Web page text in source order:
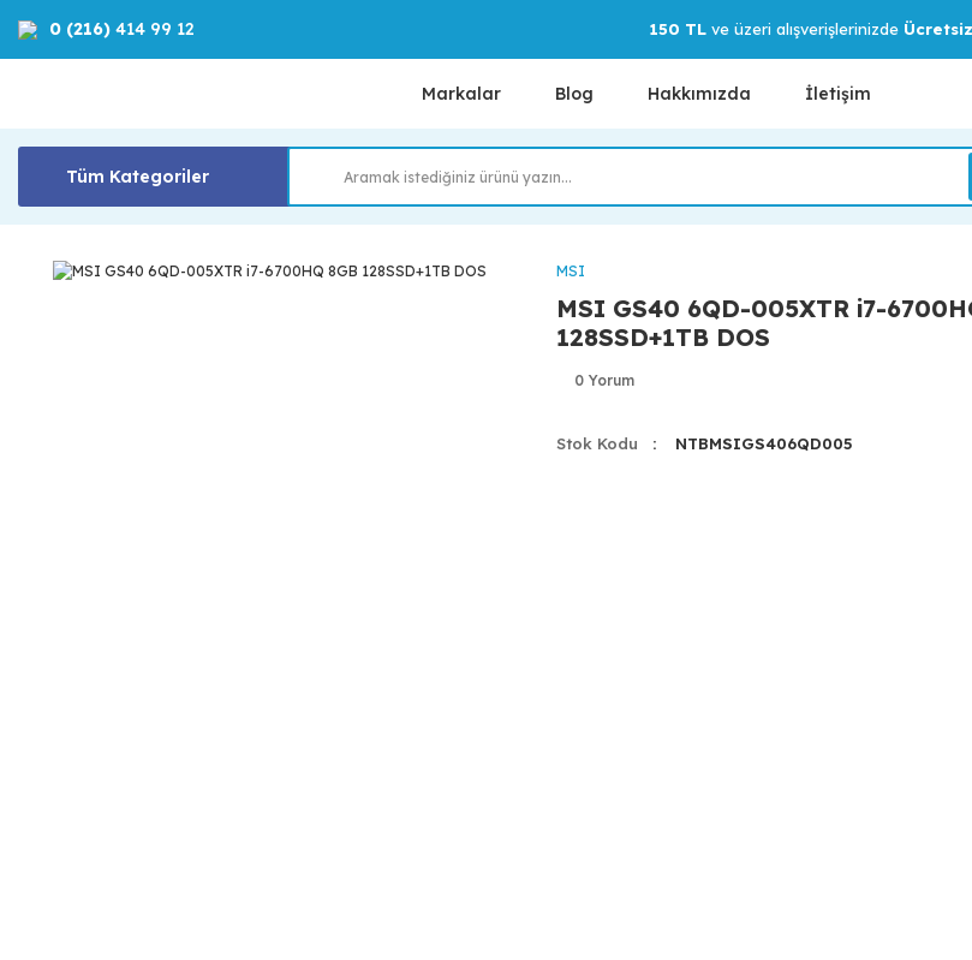
0 (216) 414 99 12 150 TLve üzeri alışverişlerinizde
Markalar Blog Hakkımızda İletişim
Tüm Kategoriler
MSI
MSI GS40 6QD-005XTR i7-
128SSD+1TB DOS
0 Yorum
Stok Kodu NTBMSIGS406QD005